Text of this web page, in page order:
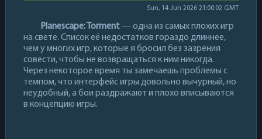
Sun, 14 Jun 2026 21:00:02 GMT
Planescape: Torment— одна из самых плохих игр
на свете. Список её недостатков гораздо длиннее,
чем у многих игр, которые я бросил без зазрения
совести, чтобы не возвращаться к ним никогда.
Через некоторое время ты замечаешь проблемы с
темпом, что интерфейс игры довольно вычурный, но
неудобный, а бои раздражают и плохо вписываются
в концепцию игры.